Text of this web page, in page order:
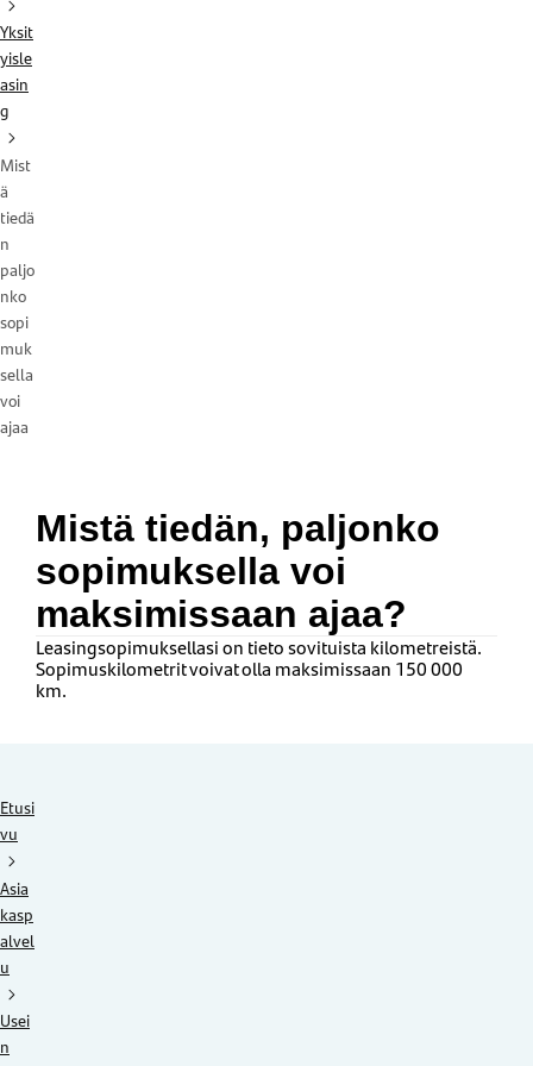
Yksit
yisle
asin
g
Mist
ä
tiedä
n
paljo
nko
sopi
muk
sella
voi
ajaa
Mistä tiedän, paljonko
sopimuksella voi
maksimissaan ajaa?
Leasingsopimuksellasi on tieto sovituista kilometreistä.
Sopimuskilometritvoivat olla maksimissaan 150 000
km.
Etusi
vu
Asia
kasp
alvel
u
Usei
n